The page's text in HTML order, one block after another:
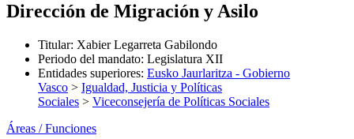
Dirección de Migración y Asilo
Titular: Xabier Legarreta Gabilondo
Periodo del mandato: Legislatura XII
Entidades superiores: Eusko Jaurlaritza - Gobierno
Vasco > Igualdad, Justicia y Políticas
Sociales > Viceconsejería de Políticas Sociales
Áreas / Funciones